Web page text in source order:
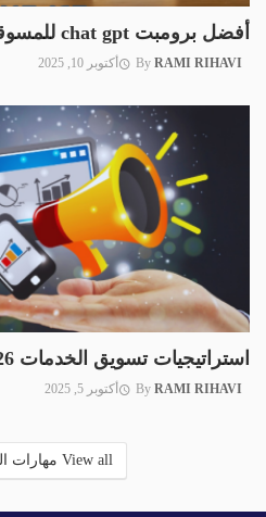
أفضل برومبت chat gpt للمسوقين : دليل شامل 2026
By RAMI RIHAVI أكتوبر 10, 2025
استراتيجيات تسويق الخدمات 2026 : المستقبل المذهل
By RAMI RIHAVI أكتوبر 5, 2025
View all مهارات التسويق